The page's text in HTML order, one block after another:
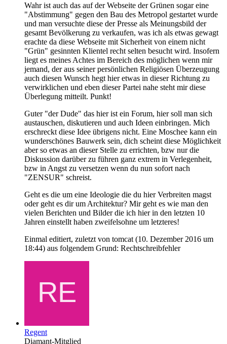
Wahr ist auch das auf der Webseite der Grünen sogar eine
"Abstimmung" gegen den Bau des Metropol gestartet wurde
und man versuchte diese der Presse als Meinungsbild der
gesamt Bevölkerung zu verkaufen, was ich als etwas gewagt
erachte da diese Webseite mit Sicherheit von einem nicht
"Grün" gesinnten Klientel recht selten besucht wird. Insofern
liegt es meines Achtes im Bereich des möglichen wenn mir
jemand, der aus seiner persönlichen Religiösen Überzeugung
auch diesen Wunsch hegt hier etwas in dieser Richtung zu
verwirklichen und eben dieser Partei nahe steht mir diese
Überlegung mitteilt. Punkt!
Guter "der Dude" das hier ist ein Forum, hier soll man sich
austauschen, diskutieren und auch Ideen einbringen. Mich
erschreckt diese Idee übrigens nicht. Eine Moschee kann ein
wunderschönes Bauwerk sein, dich scheint diese Möglichkeit
aber so etwas an dieser Stelle zu errichten, bzw nur die
Diskussion darüber zu führen ganz extrem in Verlegenheit,
bzw in Angst zu versetzen wenn du nun sofort nach
"ZENSUR" schreist.
Geht es die um eine Ideologie die du hier Verbreiten magst
oder geht es dir um Architektur? Mir geht es wie man den
vielen Berichten und Bilder die ich hier in den letzten 10
Jahren einstellt haben zweifelsohne um letzteres!
Einmal editiert, zuletzt von tomcat (10. Dezember 2016 um
18:44) aus folgendem Grund: Rechtschreibfehler
Regent
Diamant-Mitglied